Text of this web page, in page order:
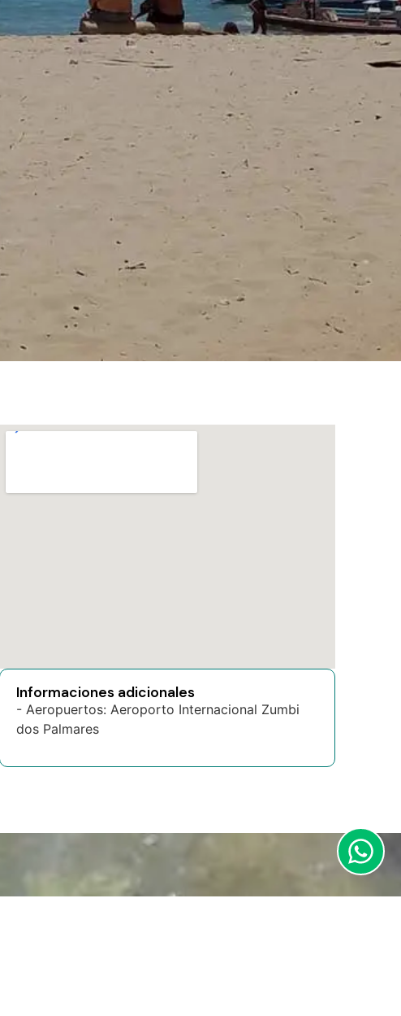
Informaciones adicionales
- Aeropuertos: Aeroporto Internacional Zumbi
dos Palmares